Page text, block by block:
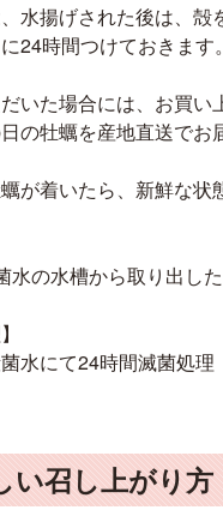
水揚げされた後は、殻
24時間つけておきます。
いた場合には、お買
の牡蠣を産地直送でお
が着いたら、新鮮な状
水の水槽から取り出し
菌水にて24時間滅菌処理
い召し上がり方